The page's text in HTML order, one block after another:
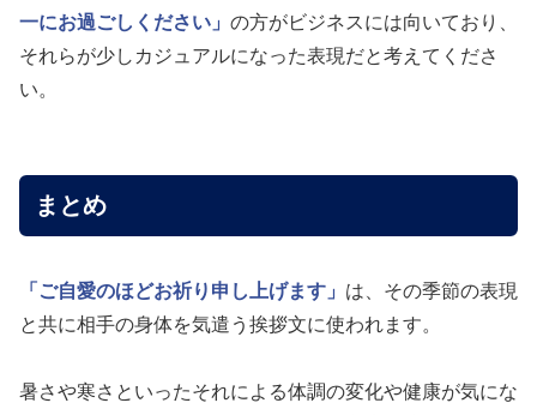
一にお過ごしください」 の方がビジネスには向いており、
それらが少しカジュアルになった表現だと考えてくださ
い。
まとめ
「ご自愛のほどお祈り申し上げます」 は、その季節の表現
と共に相手の身体を気遣う挨拶文に使われます。
暑さや寒さといったそれによる体調の変化や健康が気にな